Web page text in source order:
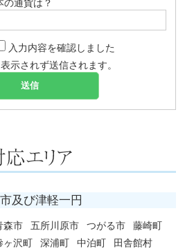
の通貨は？
入力内容を確認しました
示されず送信されます。
及び津軽一円
森市 五所川原市 つがる市
藤崎町
ヶ沢町 深浦町 中泊町
田舎館村